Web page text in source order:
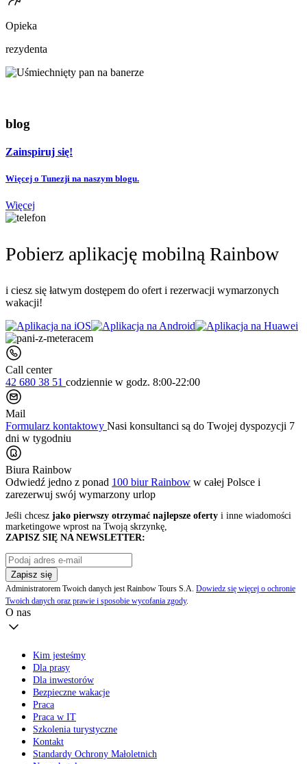
Opieka
rezydenta
blog
Zainspiruj się!
Więcej o Tunezji na naszym blogu.
Więcej
Pobierz aplikację mobilną Rainbow
i ciesz się łatwym dostępem do ofert i rezerwacji wymarzonych
wakacji!
Call center
42 680 38 51 codziennie w godz. 8:00-22:00
Mail
Formularz kontaktowy Nasi konsultanci są do Twojej dyspozycji 7
dni w tygodniu
Biura Rainbow
Odwiedź jedno z ponad 100 biur Rainbow w całej Polsce i
zarezerwuj swój wymarzony urlop
Jeśli chcesz jako pierwszy otrzymać najlepsze oferty i inne wiadomości
marketingowe wprost na Twoją skrzynkę,
ZAPISZ SIĘ NA NEWSLETTER:
Zapisz się
Administratorem Twoich danych jest Rainbow Tours S.A. Dowiedz się więcej o ochronie
Twoich danych oraz prawie i sposobie wycofania zgody.
O nas
Kim jesteśmy
Dla prasy
Dla inwestorów
Bezpieczne wakacje
Praca
Praca w IT
Szkolenia turystyczne
Kontakt
Standardy Ochrony Małoletnich